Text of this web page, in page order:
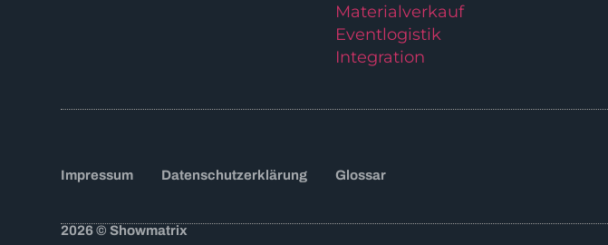
Materialverkauf
Eventlogistik
Integration
Impressum Datenschutzerklärung Glossar
2026 © Showmatrix